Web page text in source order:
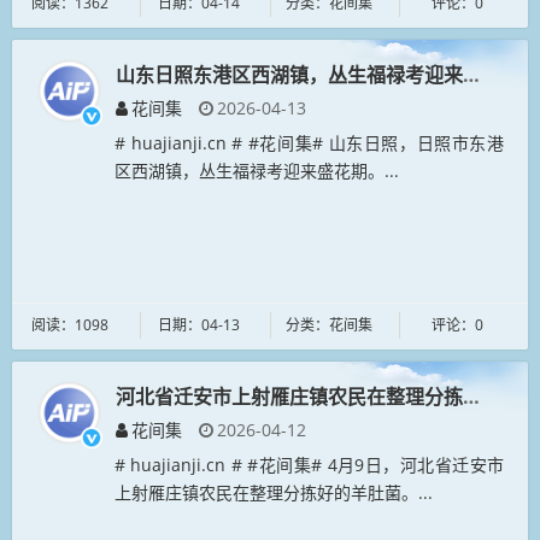
山东日照东港区西湖镇，丛生福禄考迎来盛花期
花间集
2026-04-13
# huajianji.cn # #花间集# 山东日照，日照市东港
区西湖镇，丛生福禄考迎来盛花期。...
阅读：1098 日期：04-13 分类：花间集 评论：0
河北省迁安市上射雁庄镇农民在整理分拣好的羊
花间集
2026-04-12
# huajianji.cn # #花间集# 4月9日，河北省迁安市
上射雁庄镇农民在整理分拣好的羊肚菌。...